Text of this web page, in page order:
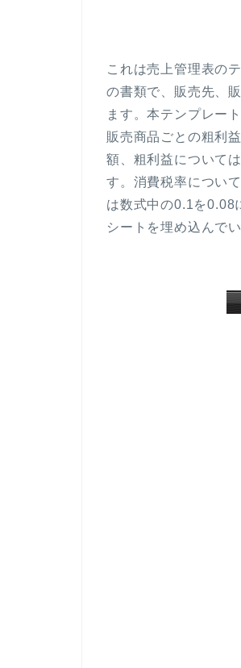
これは売上管理表の
の書類で、販売先、
ます。本テンプレー
販売商品ごとの粗利
額、粗利益について
す。消費税率につい
は数式中の0.1を0.08
シートを埋め込んで